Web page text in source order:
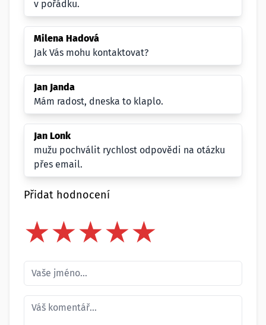
v pořádku.
Milena Hadová
Jak Vás mohu kontaktovat?
Jan Janda
Mám radost, dneska to klaplo.
Jan Lonk
mužu pochválit rychlost odpovědi na otázku
přes email.
Přidat hodnocení
★
★★
★★★
★★★★
★★★★★